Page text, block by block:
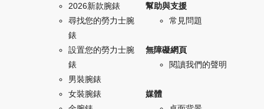
2026新款腕錶
尋找您的勞力士腕
錶
設置您的勞力士腕
錶
男裝腕錶
女裝腕錶
幫助與支援
常見問題
無障礙網頁
閱讀我們的聲明
媒體